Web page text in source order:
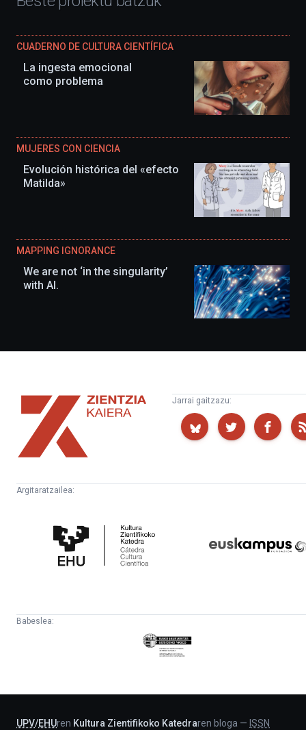
CUADERNO DE CULTURA CIENTÍFICA
La ingesta emocional
como problema
MUJERES CON CIENCIA
Evolución histórica del «efecto
Matilda»
MAPPING IGNORANCE
We are not ‘in the singularity’
with AI.
Zientzia
Kaiera
Jarrai gaitzazu:
Argitaratzailea:
Zientifikoko
Katedra
Babeslea:
Eusko
Jaurlaritza
UPV/EHUren Kultura Zientifikoko Katedraren bloga — ISSN